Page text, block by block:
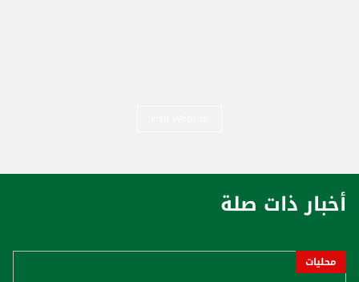
أخبار ذات صلة
محليات